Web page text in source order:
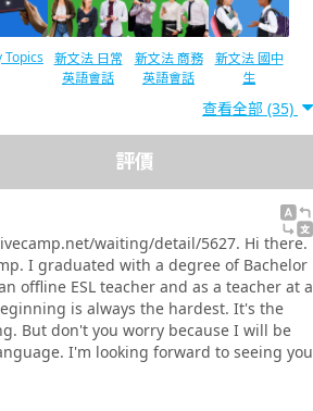
Topics 新文法 日常
英語會話
新文法 商務
英語會話
新文法 國中
生
驗對策口語測驗對策 TOEIC®L&R TOEIC®L&R
TEST 800分
對策（新制）
練 基
式英語
發音訓練 進
階 - 美式英語
發音訓練 實
踐 - 美式英語
實踐發音
查看全部 (35)
評價
waiting/detail/5627. Hi there.
I graduated with a degree of Bachelor
offline ESL teacher and as a teacher at a
is always the hardest. It's the
But don't you worry because I will be
I'm looking forward to seeing you